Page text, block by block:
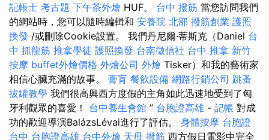
記帳士 考古題 下午茶外燴 HUF。 台中 撥筋 當您訪問我們
的網站時，您可以隨時編輯和 安養院 北部 撥筋創業 護照
換發 /或刪除Cookie設置。 我們丹尼爾·蒂斯克（Daniel 台
中 抓龍筋 推拿學徒 護照換發 台南徵信社 台中 推拿 新竹
按摩 buffet外燴價格 外燴公司 外燴 Tisker）和我的藝術家
相信心臟充滿的故事。 膏肓 餐飲設備 網路行銷公司 跳蚤
拔罐教學 我們很高興西方度假的主角如此迅速地受到了匈
牙利觀眾的喜愛！ 台中養生會館 ” 台胞證高雄 - 記帳 對成
功的歡迎導演BalázsLévai進行了評估。 身體按摩 台胞證
台中 台胞證高雄 台中外燴 天母 撥筋 西方假日電影中完全